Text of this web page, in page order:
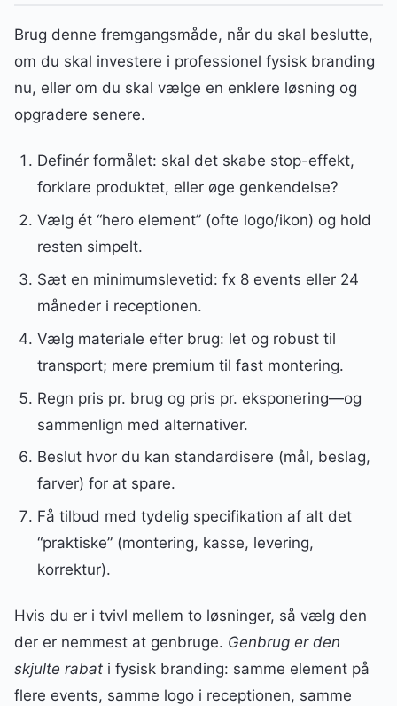
Brug denne fremgangsmåde, når du skal beslutte,
om du skal investere i professionel fysisk branding
nu, eller om du skal vælge en enklere løsning og
opgradere senere.
Definér formålet: skal det skabe stop-effekt,
forklare produktet, eller øge genkendelse?
Vælg ét “hero element” (ofte logo/ikon) og hold
resten simpelt.
Sæt en minimumslevetid: fx 8 events eller 24
måneder i receptionen.
Vælg materiale efter brug: let og robust til
transport; mere premium til fast montering.
Regn pris pr. brug og pris pr. eksponering—og
sammenlign med alternativer.
Beslut hvor du kan standardisere (mål, beslag,
farver) for at spare.
Få tilbud med tydelig specifikation af alt det
“praktiske” (montering, kasse, levering,
korrektur).
Hvis du er i tvivl mellem to løsninger, så vælg den
der er nemmest at genbruge. Genbrug er den
skjulte rabat i fysisk branding: samme element på
flere events, samme logo i receptionen, samme